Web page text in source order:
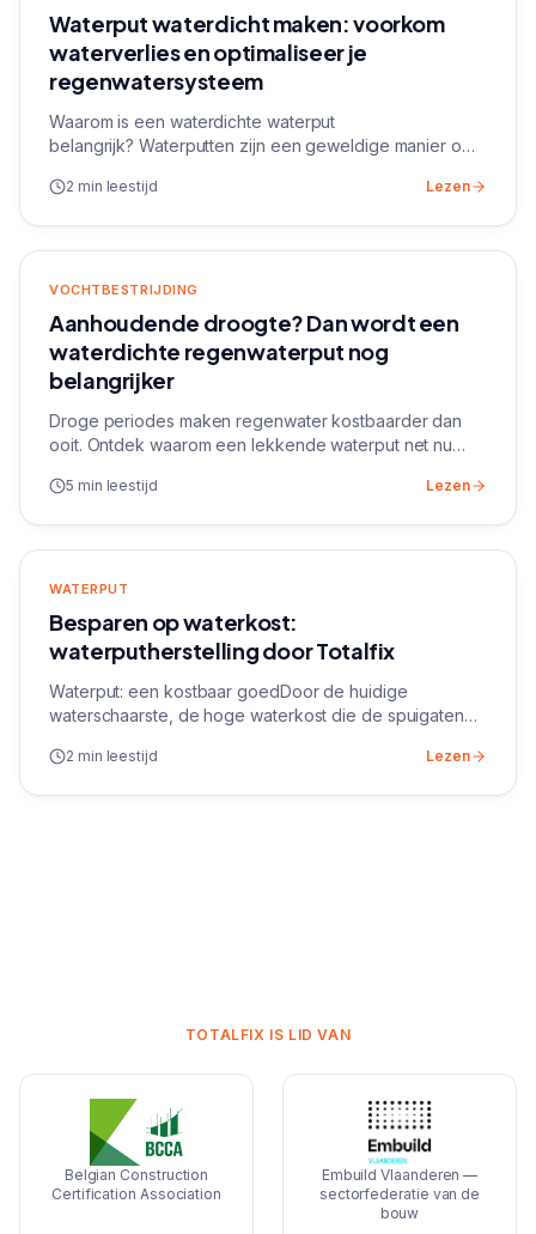
Waterput waterdicht maken: voorkom
waterverlies en optimaliseer je
regenwatersysteem
Waarom is een waterdichte waterput
belangrijk? Waterputten zijn een geweldige manier om
voor huishoudelijke toepassingen zoals tuinirrigatie,
2 min leestijd Lezen
VOCHTBESTRIJDING
Aanhoudende droogte? Dan wordt een
waterdichte regenwaterput nog
belangrijker
Droge periodes maken regenwater kostbaarder dan
ooit. Ontdek waarom een lekkende waterput net nu
regenwaterput duurzaam waterdicht maakt.
5 min leestijd Lezen
WATERPUT
Besparen op waterkost:
waterputherstelling door Totalfix
Waterput: een kostbaar goedDoor de huidige
waterschaarste, de hoge waterkost die de spuigaten
plaatsing van een waterput verplicht bij nieuwbouw en...
2 min leestijd Lezen
TOTALFIX IS LID VAN
Belgian Construction
Certification Association
Embuild Vlaanderen —
sectorfederatie van de
bouw